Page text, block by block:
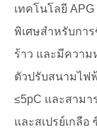
เทคโนโลยี
พิเศษสำหรับกา
ร้าว และมีควา
ตัวปรับสนามไฟ
≤5pC และสาม
และสเปรย์เกลือ